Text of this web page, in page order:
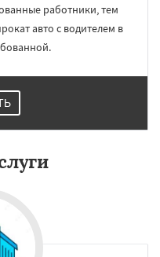
×
работники, тем
авто с водителем в
×